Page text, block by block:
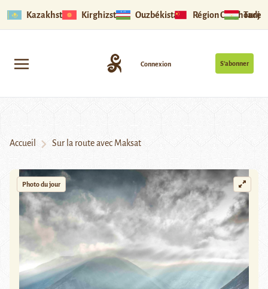
Kazakhstan Kirghizstan Ouzbékistan Région Ouïghoure
S’abonner
Connexion
Accueil Sur la route avec Maksat
Photo du jour